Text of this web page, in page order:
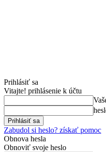
Prihlásiť sa
Vitajte! prihlásenie k účtu
Zabudol si heslo? získať pomoc
Obnova hesla
Obnoviť svoje heslo